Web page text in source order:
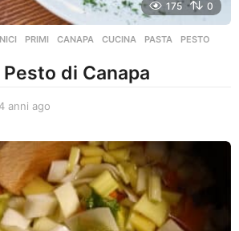
175 0
,PRIMI CANAPA ,CUCINA ,PASTA ,PESTO
di Canapa
4 anni ago
i
a
g
o